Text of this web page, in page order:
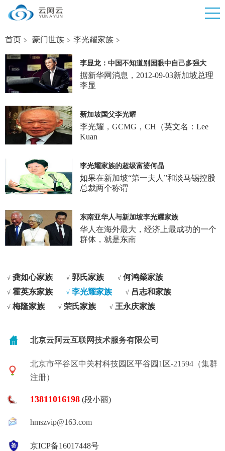
首页 豪门世族 李光耀家族
李显龙：中国不知道别国眼中自己多强大
据新华网消息，2012-09-03新加坡总理
李显
新加坡国父李光耀
李光耀，GCMG，CH（英文名：Lee
Kuan
李光耀家族的超级富婆何晶
如果在新加坡“第一夫人”和淡马锡控股
总裁两个称谓
东南亚华人与新加坡李光耀家族
华人在海外最大，经济上最成功的一个
群体，就是东南
√ 龚如心家族 √ 郭氏家族 √ 何鸿燊家族
√ 霍英东家族 √ 李光耀家族 √ 吕志和家族
√ 梅隆家族 √ 荣氏家族 √ 王永庆家族
北京云阿云互联网技术服务有限公司
北京市平谷区中关村科技园区平谷园1区-21594（集群
注册）
13811016198 (段小丽)
hmszvip@163.com
京ICP备16017448号